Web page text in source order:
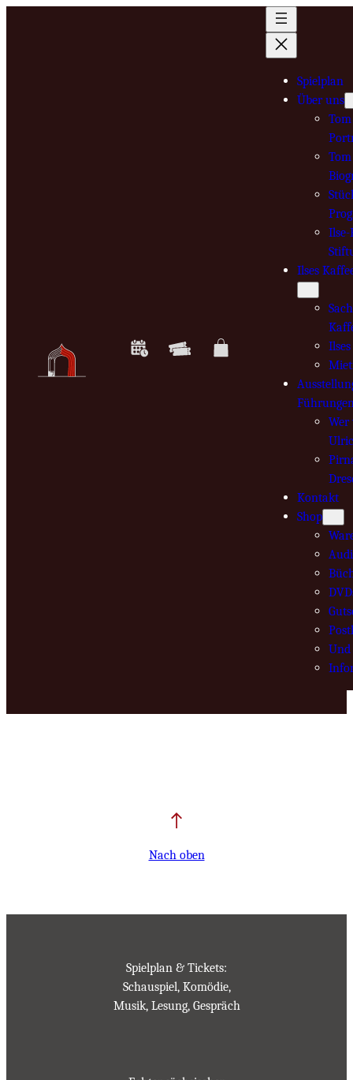
Spielplan
Über uns
Ilses
Wer
Kontakt
Shop
Und
Nach oben
Spielplan & Tickets:
Schauspiel, Komödie,
Musik, Lesung, Gespräch